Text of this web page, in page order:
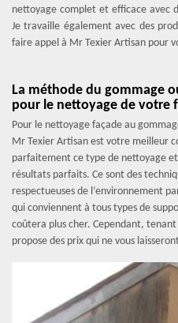
nettoyage complet et efficace avec
Je travaille également avec des
faire appel à Mr Texier Artisan pour
La méthode du gommage
pour le nettoyage de votre
Pour le nettoyage façade au
Mr Texier Artisan est votre meilleur
parfaitement ce type de nettoyage
résultats parfaits. Ce sont des
respectueuses de l’environnement
qui conviennent à tous types de
coûtera plus cher. Cependant,
propose des prix qui ne vous